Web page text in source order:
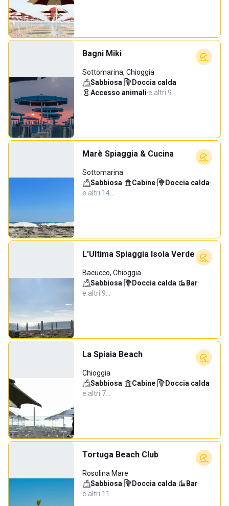
Bagni Miki
Sottomarina, Chioggia
Sabbiosa· Doccia calda·
Accesso animali·e altri 9…
Marè Spiaggia & Cucina
Sottomarina
Sabbiosa· Cabine· Doccia calda·
e altri 14…
L'Ultima Spiaggia Isola Verde
Bacucco, Chioggia
Sabbiosa· Doccia calda· Bar·
e altri 9…
La Spiaia Beach
Chioggia
Sabbiosa· Cabine· Doccia calda·
e altri 7…
Tortuga Beach Club
Rosolina Mare
Sabbiosa· Doccia calda· Bar·
e altri 11…